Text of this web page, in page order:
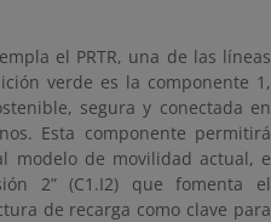
el PRTR, una de las líneas
verde es la componente 1,
segura y conectada en
Esta componente permitirá
modelo de movilidad actual, e
2” (C1.I2) que fomenta el
de recarga como clave para